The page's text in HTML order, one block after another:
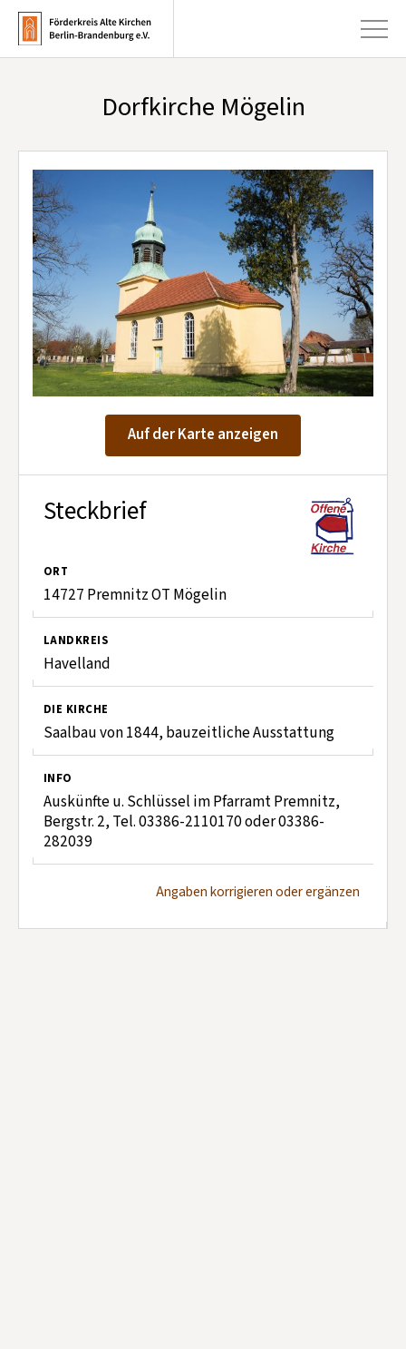
Infobrief abonnieren
Kontakt aufnehmen
Mitglied werden
Kirchen +
Publikationen
Kunst & Kultur +
Förderung & Spenden +
Über uns +
Dorfkirche Mögelin
Auf der Karte anzeigen
Steckbrief
ORT
14727 Premnitz OT Mögelin
LANDKREIS
Havelland
DIE KIRCHE
Saalbau von 1844, bauzeitliche Ausstattung
INFO
Auskünfte u. Schlüssel im Pfarramt Premnitz,
Bergstr. 2, Tel. 03386-2110170 oder 03386-
282039
Angaben korrigieren oder ergänzen